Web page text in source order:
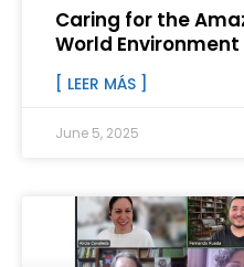
Caring for the
World Environment
[ LEER MÁS ]
June 5, 2025